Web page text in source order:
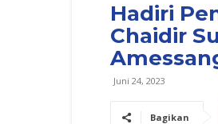
Hadiri
Chaidir
Juni 24, 2023
Bagikan